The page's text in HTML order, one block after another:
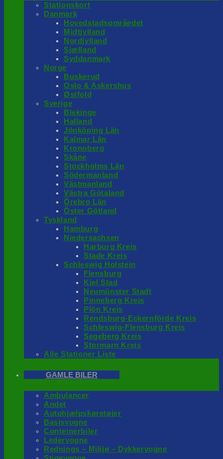
Stationskort
Danmark
Hovedstadsområedet
Midtjylland
Nordjylland
Sjælland
Syddanmark
Norge
Buskerud
Oslo & Askershus
Østfold
Sverige
Blekinge
Halland
Jönköping Län
Kalmar Län
Kronoberg
Skåne
Stockholms Län
Södermanland
Västmanland
Västra Götaland
Örebro Län
Öster Götland
Tyskland
Hamburg
Niedersachsen
Harburg Kreis
Stade Kreis
Schleswig Holstein
Flensburg
Kiel Stad
Neumünster Stadt
Pinneberg Kreis
Plön Kreis
Rendsburg-Eckernförde Kreis
Schleswig-Flensburg Kreis
Segeberg Kreis
Stormarn Kreis
Alle Stationer Liste
GAMLE BILER
Ambulancer
Andet
Autohjælpskøretøjer
Basisvogne
Conteinerbiler
Ledervogne
Rednings – Milijø – Dykkervogne